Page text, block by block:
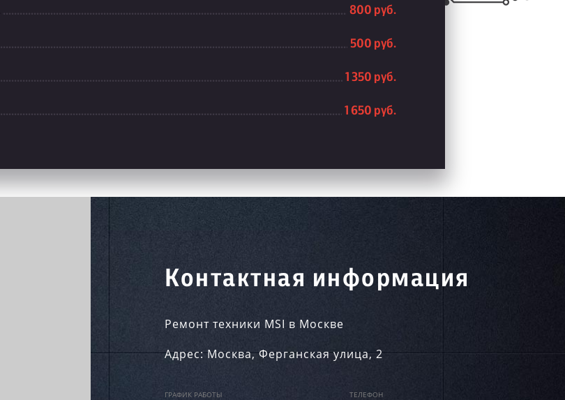
800 руб.
500 руб.
1 350 руб.
1 650 руб.
Контактная информация
Ремонт техники MSI в Москве
Адрес:Москва,Ферганская улица, 2
ГРАФИК РАБОТЫ ТЕЛЕФОН